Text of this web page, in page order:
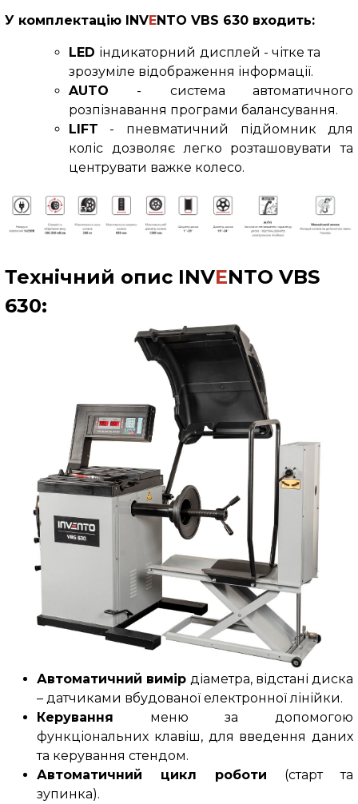
У комплектацію INVENTO VBS 630входить:
LED індикаторний дисплей - чітке та
зрозуміле відображення інформації.
AUTO -
система автоматичного
розпізнавання програми балансування.
LIFT - пневматичний підйомник для
коліс дозволяє легко розташовувати та
центрувати важке колесо.
Технічний опис INVENTO VBS
630:
Автоматичний вимір діаметра, відстані диска
– датчиками вбудованої електронної лінійки.
Керування меню за допомогою
функціональних клавіш, для введення даних
та керування стендом.
Автоматичний цикл роботи (старт та
зупинка).